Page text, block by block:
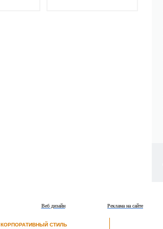
Реклама на сайте
Веб дизайн
КОРПОРАТИВНЫЙ СТИЛЬ